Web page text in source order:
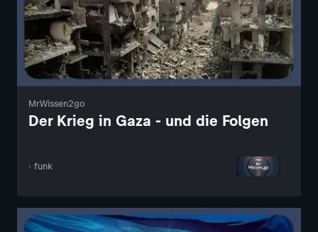
MrWissen2go
Der Krieg in Gaza - und die Folgen
· funk